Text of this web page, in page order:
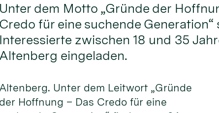
Unter dem Motto „Gründe der
Credo für eine suchende Generation“
Interessierte zwischen 18 und 35
Altenberg eingeladen.
Altenberg. Unter dem Leitwort „Gründe
der Hoffnung – Das Credo für eine